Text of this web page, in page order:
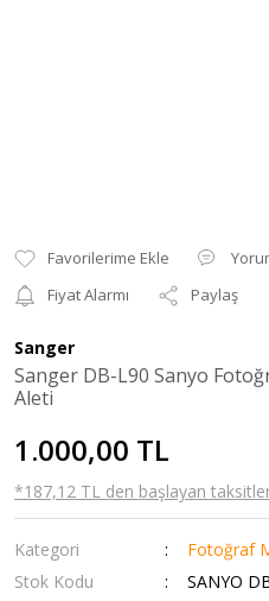
Fiyat Alarmı
Paylaş
Sanger
Sanger DB-L90 Sanyo
Aleti
1.000,00 TL
*187,12 TL den başlayan
Kategori Fotoğraf
Stok Kodu
SANYO